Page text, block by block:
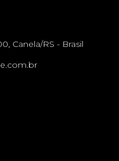
Canela/RS - Brasil